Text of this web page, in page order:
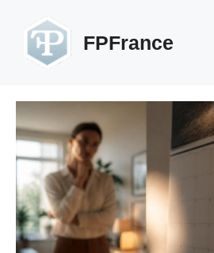
contenu
FPFrance